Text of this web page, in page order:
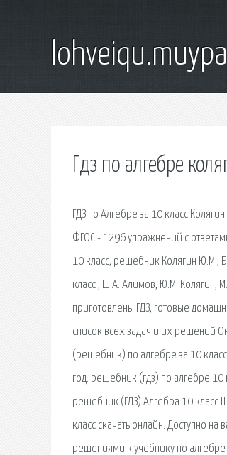
Гдз по алгебре
ГДЗ по Алгебре за 10 класс
ФГОС - 1296 упражнений с
10 класс, решебник Колягин Ю.М.,
класс , Ш.А. Алимов, Ю.М. Колягин,
приготовлены ГДЗ, готовые
список всех задач и их решений
(решебник) по алгебре за 10
год. решебник (гдз) по алгебре
решебник (ГДЗ) Алгебра 10 класс
класс скачать онлайн. Доступно
решениями к учебнику по